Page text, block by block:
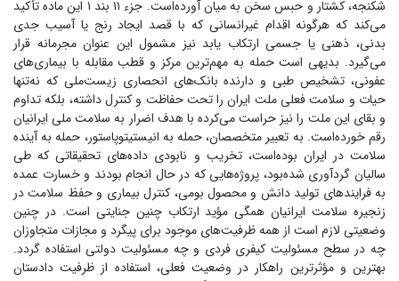
شکنجه، کشتار و حبس سخن به میان آورده‌است. جزء ۱۱ بند ۱ این ماده تأکید
می‌کند که هرگونه اقدام غیرانسانی که با قصد ایجاد رنج یا آسیب جدی
بدنی، ذهنی یا جسمی ارتکاب یابد نیز مشمول این عنوان مجرمانه قرار
می‌گیرد. بدیهی است حمله به مهم‌ترین مرکز و قطب مقابله با بیماری‌های
عفونی، تشخیص طبی و دارنده بانک‌های انحصاری زیست‌ملی که نه‌تنها
حیات و سلامت فعلی ملت ایران را تحت حفاظت و کنترل داشته، بلکه تداوم
و بقای این ملت را نیز حراست می‌کرده با هدف اضرار به سلامت ملی ایرانیان
رقم خورده‌است. به تعبیر متخصصان، حمله به انیستیتوپاستور، حمله به آینده
سلامت در ایران بوده‌است، تخریب و نابودی داده‌های تحقیقاتی که طی
سالیان گردآوری شده‌بود، پروژه‌هایی که در حال انجام بودند و خسارت عمده
به فرایند‌های تولید دانش و محصول بومی، کنترل بیماری و حفظ سلامت در
زنجیره سلامت ایرانیان همگی مؤید ارتکاب چنین جنایتی است. در چنین
وضعیتی لازم است از همه ظرفیت‌های موجود برای پیگرد و مجازات متجاوزان
چه در سطح مسئولیت کیفری فردی و چه مسئولیت دولتی استفاده گردد.
بهترین و مؤثرترین راهکار در وضعیت فعلی، استفاده از ظرفیت دادستان